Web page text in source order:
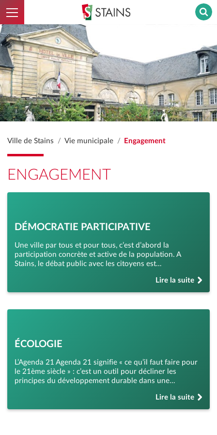
Ouvrir le menu Stains - Retour à l'accueil
Ville de Stains Vie municipale Engagement
ENGAGEMENT
DÉMOCRATIE PARTICIPATIVE
Une ville par tous et pour tous, c’est d’abord la
participation concrète et active de la population. A
Stains, le débat public avec les citoyens est…
Lire la suite
de « Démocratie
ÉCOLOGIE
L’Agenda 21 Agenda 21 signifie « ce qu’il faut faire pour
le 21ème siècle » : c’est un outil pour décliner les
principes du développement durable dans une…
Lire la suite
de « Écologie »